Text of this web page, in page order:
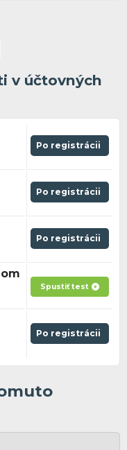
v účtovných
Po registrácii
Po registrácii
Po registrácii
Spustiť test
Po registrácii